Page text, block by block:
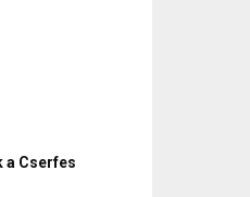
a Cserfes